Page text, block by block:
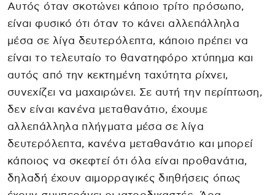
Αυτός όταν σκοτώνει κάποιο τρίτο πρόσωπο,
είναι φυσικό ότι όταν το κάνει αλλεπάλληλα
μέσα σε λίγα δευτερόλεπτα, κάποιο πρέπει να
είναι το τελευταίο το θανατηφόρο χτύπημα και
αυτός από την κεκτημένη ταχύτητα ρίχνει,
συνεχίζει να μαχαιρώνει. Σε αυτή την περίπτωση,
δεν είναι κανένα μεταθανάτιο, έχουμε
αλλεπάλληλα πλήγματα μέσα σε λίγα
δευτερόλεπτα, κανένα μεταθανάτιο και μπορεί
κάποιος να σκεφτεί ότι όλα είναι προθανάτια,
δηλαδή έχουν αιμορραγικές διηθήσεις όπως